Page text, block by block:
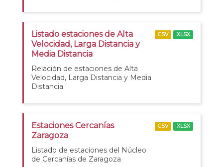
Listado estaciones de Alta
Velocidad, Larga Distancia y
Media Distancia
Relación de estaciones de Alta
Velocidad, Larga Distancia y Media
Distancia
CSV XLSX
Estaciones Cercanías
Zaragoza
Listado de estaciones del Núcleo
de Cercanías de Zaragoza
CSV XLSX